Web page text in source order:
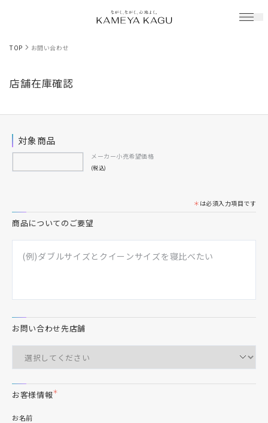
TOP お問い合わせ
店舗在庫確認
対象商品
メーカー小売希望価格
(税込)
＊ は必須入力項目です
商品についてのご要望
お問い合わせ先店舗
お客様情報＊
お名前